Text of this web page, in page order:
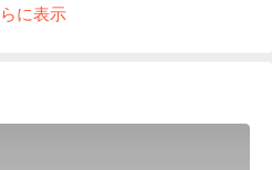
Karaage and Teppanyaki
and is particular about value,
reasonably priced. No matter
に表示